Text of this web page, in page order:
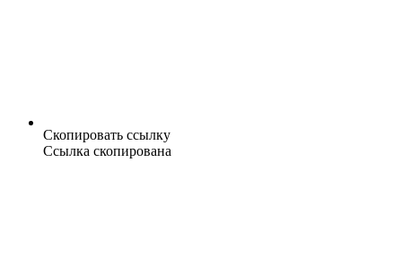
Скопировать ссылку
Ссылка скопирована